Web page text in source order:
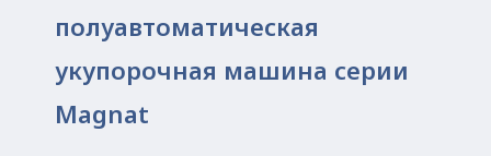
полуавтоматическая
укупорочная машина серии
Magnat